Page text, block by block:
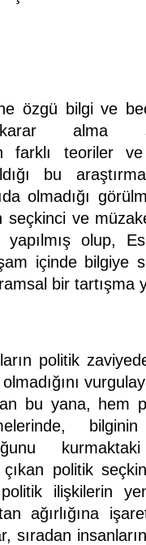
özgü bilgi ve
alma
farklı teoriler
bu
olmadığı
seçkinci ve
olup,
içinde bilgiye
bir tartışma
politik
bu yana,
politik
ilişkilerin
ağırlığına
sıradan